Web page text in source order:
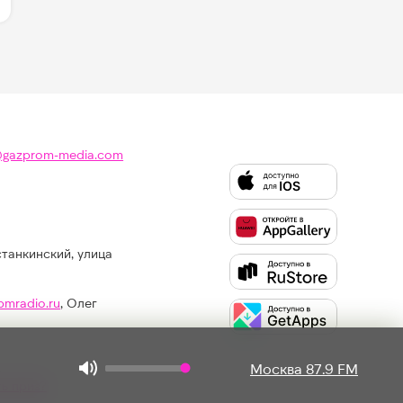
Москва 87.9 FM
media.com
улица
, Олег